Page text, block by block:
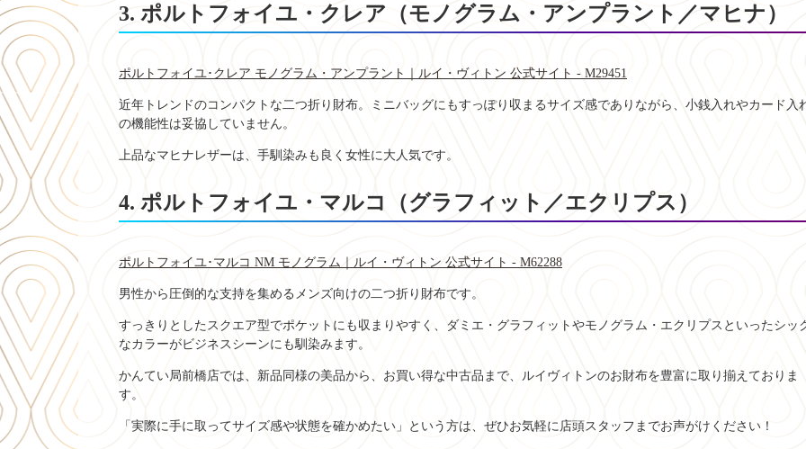
3. ポルトフォイユ・クレア（モノグラム・アンプラント／マヒナ）
ポルトフォイユ･クレア モノグラム・アンプラント｜ルイ・ヴィトン 公式サイト - M29451
近年トレンドのコンパクトな二つ折り財布。ミニバッグにもすっぽり収まるサイズ感でありながら、小銭入れやカード入
の機能性は妥協していません。
上品なマヒナレザーは、手馴染みも良く女性に大人気です。
4. ポルトフォイユ・マルコ（グラフィット／エクリプス）
ポルトフォイユ･マルコ NM モノグラム｜ルイ・ヴィトン 公式サイト - M62288
男性から圧倒的な支持を集めるメンズ向けの二つ折り財布です。
すっきりとしたスクエア型でポケットにも収まりやすく、ダミエ・グラフィットやモノグラム・エクリプスといったシッ
なカラーがビジネスシーンにも馴染みます。
かんてい局前橋店では、新品同様の美品から、お買い得な中古品まで、ルイヴィトンのお財布を豊富に取り揃えておりま
す。
「実際に手に取ってサイズ感や状態を確かめたい」という方は、ぜひお気軽に店頭スタッフまでお声がけください！